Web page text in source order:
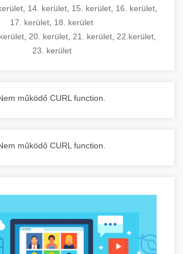
14. kerület 15. kerület 16. kerület
17. kerület 18. kerület
20. kerület 21. kerület 22.kerület
23. kerület
működő CURL function.
működő CURL function.